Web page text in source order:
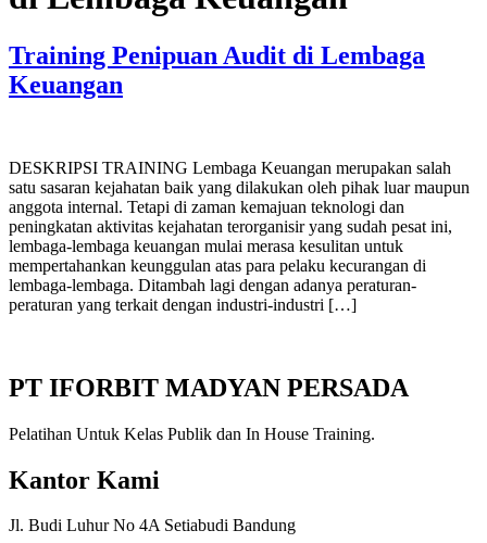
Training Penipuan Audit di Lembaga
Keuangan
DESKRIPSI TRAINING Lembaga Keuangan merupakan salah
satu sasaran kejahatan baik yang dilakukan oleh pihak luar maupun
anggota internal. Tetapi di zaman kemajuan teknologi dan
peningkatan aktivitas kejahatan terorganisir yang sudah pesat ini,
lembaga-lembaga keuangan mulai merasa kesulitan untuk
mempertahankan keunggulan atas para pelaku kecurangan di
lembaga-lembaga. Ditambah lagi dengan adanya peraturan-
peraturan yang terkait dengan industri-industri […]
PT IFORBIT MADYAN PERSADA
Pelatihan Untuk Kelas Publik dan In House Training.
Kantor Kami
Jl. Budi Luhur No 4A Setiabudi Bandung